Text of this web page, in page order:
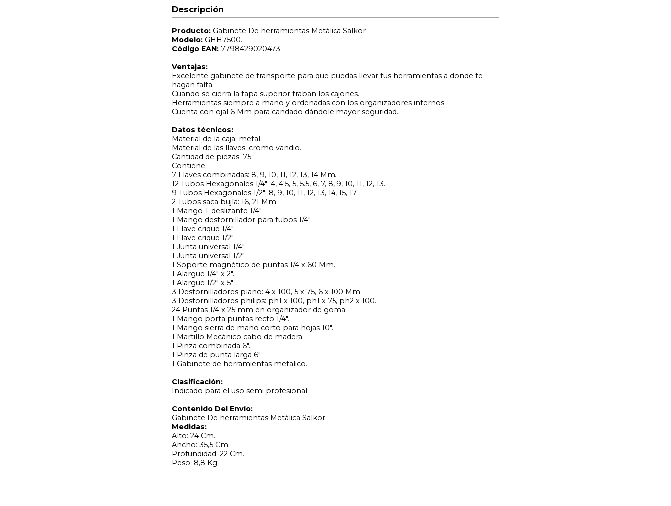
Descripción
Producto: Gabinete De herramientas Metálica Salkor
Modelo: GHH7500.
Código EAN: 7798429020473.
Ventajas:
Excelente gabinete de transporte para que puedas llevar tus herramientas a donde te
hagan falta.
Cuando se cierra la tapa superior traban los cajones.
Herramientas siempre a mano y ordenadas con los organizadores internos.
Cuenta con ojal 6 Mm para candado dándole mayor seguridad.
Datos técnicos:
Material de la caja: metal.
Material de las llaves: cromo vandio.
Cantidad de piezas: 75.
Contiene:
7 Llaves combinadas: 8, 9, 10, 11, 12, 13, 14 Mm.
12 Tubos Hexagonales 1/4": 4, 4.5, 5, 5.5, 6, 7, 8, 9, 10, 11, 12, 13.
9 Tubos Hexagonales 1/2": 8, 9, 10, 11, 12, 13, 14, 15, 17.
2 Tubos saca bujía: 16, 21 Mm.
1 Mango T deslizante 1/4".
1 Mango destornillador para tubos 1/4".
1 Llave crique 1/4".
1 Llave crique 1/2".
1 Junta universal 1/4".
1 Junta universal 1/2".
1 Soporte magnético de puntas 1/4 x 60 Mm.
1 Alargue 1/4" x 2".
1 Alargue 1/2" x 5" .
3 Destornilladores plano: 4 x 100, 5 x 75, 6 x 100 Mm.
3 Destornilladores philips: ph1 x 100, ph1 x 75, ph2 x 100.
24 Puntas 1/4 x 25 mm en organizador de goma.
1 Mango porta puntas recto 1/4".
1 Mango sierra de mano corto para hojas 10".
1 Martillo Mecánico cabo de madera.
1 Pinza combinada 6".
1 Pinza de punta larga 6".
1 Gabinete de herramientas metalico.
Clasificación:
Indicado para el uso semi profesional.
Contenido Del Envío:
Gabinete De herramientas Metálica Salkor
Medidas:
Alto: 24 Cm.
Ancho: 35,5 Cm.
Profundidad: 22 Cm.
Peso: 8,8 Kg.